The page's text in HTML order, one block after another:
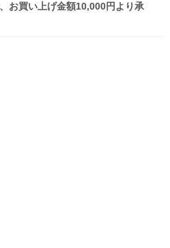
お買い上げ金額10,000円より承